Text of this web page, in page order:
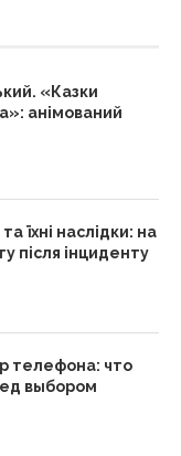
«Казки
анімований
їхні наслідки: на
після інциденту
телефона: что
выбором